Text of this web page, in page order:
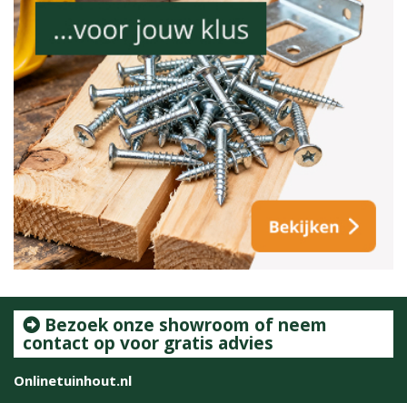
Bezoek onze showroom of neem
contact op voor gratis advies
Onlinetuinhout.nl